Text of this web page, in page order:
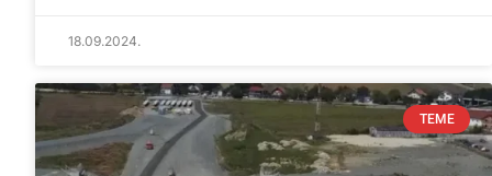
18.09.2024.
TEME